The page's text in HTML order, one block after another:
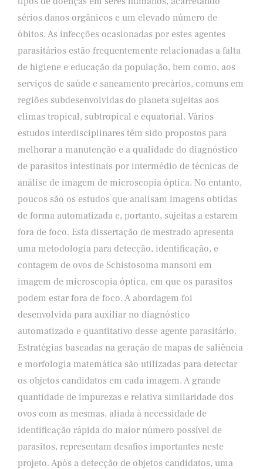
sérios danos orgânicos e um elevado número de
óbitos. As infecções ocasionadas por estes agentes
parasitários estão frequentemente relacionadas a falta
de higiene e educação da população, bem como, aos
serviços de saúde e saneamento precários, comuns em
regiões subdesenvolvidas do planeta sujeitas aos
climas tropical, subtropical e equatorial. Vários
estudos interdisciplinares têm sido propostos para
melhorar a manutenção e a qualidade do diagnóstico
de parasitos intestinais por intermédio de técnicas de
análise de imagem de microscopia óptica. No entanto,
poucos são os estudos que analisam imagens obtidas
de forma automatizada e, portanto, sujeitas a estarem
fora de foco. Esta dissertação de mestrado apresenta
uma metodologia para detecção, identificação, e
contagem de ovos de Schistosoma mansoni em
imagem de microscopia óptica, em que os parasitos
podem estar fora de foco. A abordagem foi
desenvolvida para auxiliar no diagnóstico
automatizado e quantitativo desse agente parasitário.
Estratégias baseadas na geração de mapas de saliência
e morfologia matemática são utilizadas para detectar
os objetos candidatos em cada imagem. A grande
quantidade de impurezas e relativa similaridade dos
ovos com as mesmas, aliada à necessidade de
identificação rápida do maior número possível de
parasitos, representam desafios importantes neste
projeto. Após a detecção de objetos candidatos, uma